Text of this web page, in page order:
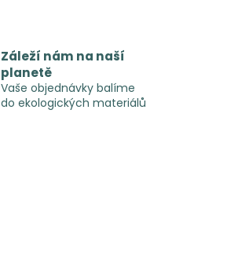
Záleží nám na naší
planetě
Vaše objednávky balíme
do ekologických materiálů